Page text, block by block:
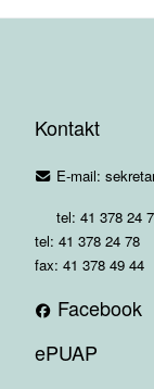
Kontakt
E-mail:
tel: 41 378 24
tel: 41 378 24 78
fax: 41 378 49 44
Facebook
ePUAP